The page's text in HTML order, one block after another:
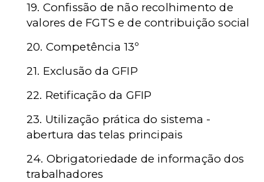
19. Confissão de não recolhimento de
valores de FGTS e de contribuição social
20. Competência 13º
21. Exclusão da GFIP
22. Retificação da GFIP
23. Utilização prática do sistema -
abertura das telas principais
24. Obrigatoriedade de informação dos
trabalhadores